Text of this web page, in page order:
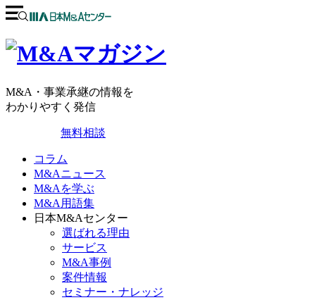
M&A・事業承継の情報を
わかりやすく発信
無料相談
コラム
M&Aニュース
M&Aを学ぶ
M&A用語集
日本M&Aセンター
選ばれる理由
サービス
M&A事例
案件情報
セミナー・ナレッジ